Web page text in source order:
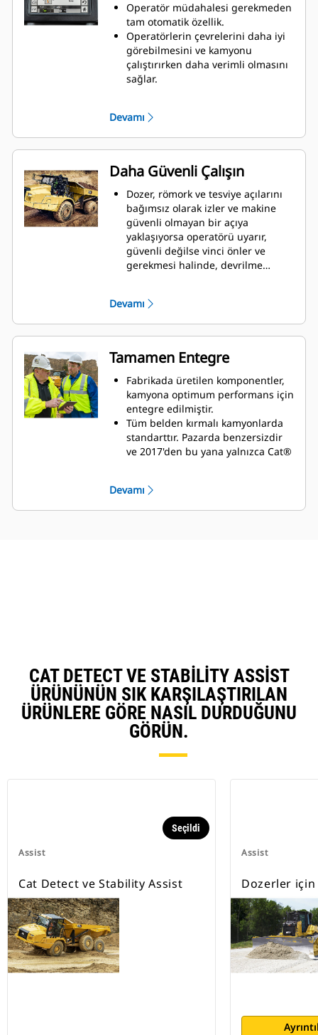
Operatör müdahalesi gerekmeden
tam otomatik özellik.
Operatörlerin çevrelerini daha iyi
görebilmesini ve kamyonu
çalıştırırken daha verimli olmasını
sağlar.
Devamı
Daha Güvenli Çalışın
Dozer, römork ve tesviye açılarını
bağımsız olarak izler ve makine
güvenli olmayan bir açıya
yaklaşıyorsa operatörü uyarır,
güvenli değilse vinci önler ve
gerekmesi halinde, devrilme
Devamı
Tamamen Entegre
Fabrikada üretilen komponentler,
kamyona optimum performans için
entegre edilmiştir.
Tüm belden kırmalı kamyonlarda
standarttır. Pazarda benzersizdir
ve 2017'den bu yana yalnızca Cat®
Devrilme olaylarını kaydeder
veVisionLink™, My.Cat.com ve Cat
Devamı
CAT DETECT VE STABILITY ASSIST
ÜRÜNÜNÜN SIK KARŞILAŞTIRILAN
ÜRÜNLERE GÖRE NASIL DURDUĞUNU
GÖRÜN.
Assist
Seçildi
Cat Detect ve Stability Assist
Assist
Dozerler için